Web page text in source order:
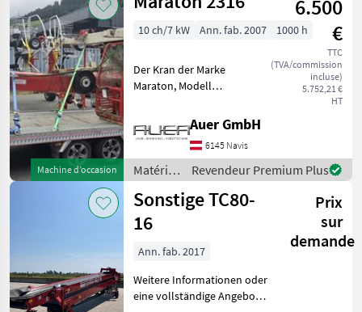
Machine d’occasion
6.500
€
TTC
(TVA/commission
incluse)
5.752,21 €
HT
10 ch/7 kW Ann. fab. 2007 1000 h
Der Kran der Marke
Maraton, Modell
Baujahr 2007, bietet eine
zuverlässige Leistung mit
einer Motorstärke von 10
PS. Mit insgesamt 1000
Betriebsstu
Auer GmbH
6145 Navis
Matériels
de
convoyage
/
Maraton
Revendeur Premium Plus
Sonstige TC80-
16
Prix
sur
demande
Ann. fab. 2017
Weitere Informationen oder
eine vollständige Angebot?